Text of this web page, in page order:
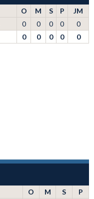
O M S P
JM
0 0 0 0
0
0 0 0 0 0
O M S
P